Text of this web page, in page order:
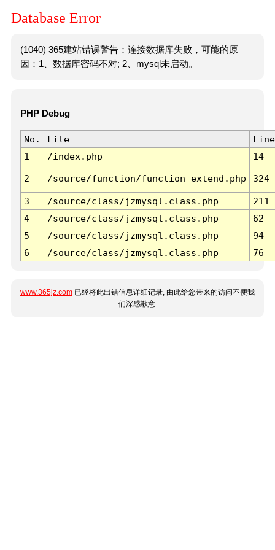
Database Error
(1040) 365建站错误警告：连接数据库失败，可能的原
因：1、数据库密码不对; 2、mysql未启动。
PHP Debug
No. File
Line
1
/index.php 14
2 /source/function/function_extend.php 324
3 /source/class/jzmysql.class.php
211
4
/source/class/jzmysql.class.php
62
5
/source/class/jzmysql.class.php
94
6
/source/class/jzmysql.class.php 76
www.365jz.com 已经将此出错信息详细记录, 由此给您带来的访问不便我
们深感歉意.